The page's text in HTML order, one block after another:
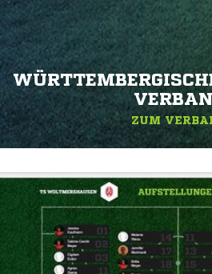
ERBAND
ZUM